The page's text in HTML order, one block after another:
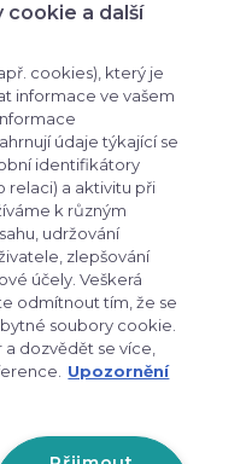
aby vám nic
v
cookie a další
cookies), který je
informace ve vašem
údaje týkající se
identifikátory
relaci) a aktivitu při
k různým
udržování
zlepšování
účely. Veškerá
odmítnout tím, že se
soubory cookie.
dozvědět se více,
Upozornění